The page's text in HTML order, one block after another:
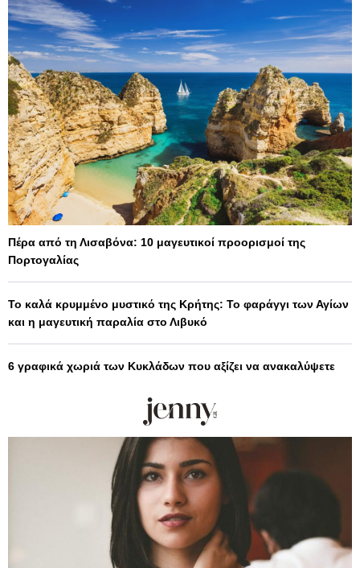
Πέρα από τη Λισαβόνα: 10 μαγευτικοί προορισμοί της
Πορτογαλίας
Το καλά κρυμμένο μυστικό της Κρήτης: Το φαράγγι των Αγίων
και η μαγευτική παραλία στο Λιβυκό
6 γραφικά χωριά των Κυκλάδων που αξίζει να ανακαλύψετε